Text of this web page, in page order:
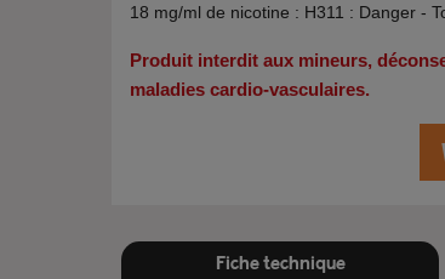
18 mg/ml de nicotine : H311 : Danger -
Produit interdit aux mineurs,
maladies cardio-vasculaires.
Fiche technique